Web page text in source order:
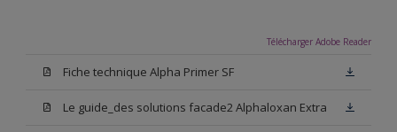
Télécharger Adobe Reader
Fiche technique Alpha Primer SF
Le guide_des solutions facade2 Alphaloxan Extra